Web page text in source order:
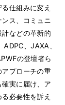
仕組みに変え
ス、コミュニ
などの革新的
、JAXA、
の登壇者ら
プローチの重
実に届け、ア
必要性を訴え